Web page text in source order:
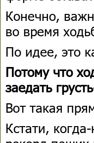
Конечно,
во время
По идее, это
Потому что
заедать
Вот такая
Кстати,